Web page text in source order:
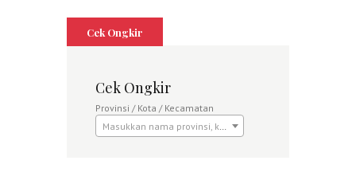
Cek Ongkir
Cek Ongkir
Provinsi / Kota / Kecamatan